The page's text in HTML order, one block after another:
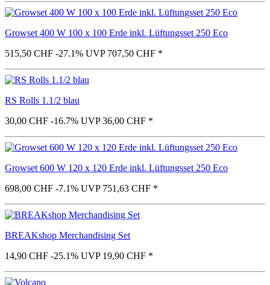
Growset 400 W 100 x 100 Erde inkl. Lüftungsset 250 Eco
515,50 CHF -27.1% UVP 707,50 CHF *
RS Rolls 1.1/2 blau
30,00 CHF -16.7% UVP 36,00 CHF *
Growset 600 W 120 x 120 Erde inkl. Lüftungsset 250 Eco
698,00 CHF -7.1% UVP 751,63 CHF *
BREAKshop Merchandising Set
14,90 CHF -25.1% UVP 19,90 CHF *